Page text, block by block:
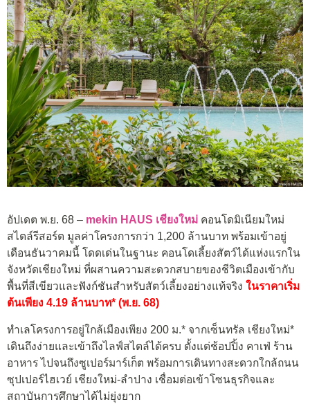
อัปเดต พ.ย. 68 – mekin HAUS เชียงใหม่ คอนโดมิเนียมใหม่
สไตล์รีสอร์ต มูลค่าโครงการกว่า 1,200 ล้านบาท พร้อมเข้าอยู่
เดือนธันวาคมนี้ โดดเด่นในฐานะ คอนโดเลี้ยงสัตว์ได้แห่งแรกใน
จังหวัดเชียงใหม่ ที่ผสานความสะดวกสบายของชีวิตเมืองเข้ากับ
พื้นที่สีเขียวและฟังก์ชันสำหรับสัตว์เลี้ยงอย่างแท้จริง ในราคาเริ่ม
ต้นเพียง 4.19 ล้านบาท* (พ.ย. 68)
ทำเลโครงการอยู่ใกล้เมืองเพียง 200 ม.* จากเซ็นทรัล เชียงใหม่*
เดินถึงง่ายและเข้าถึงไลฟ์สไตล์ได้ครบ ตั้งแต่ช้อปปิ้ง คาเฟ่ ร้าน
อาหาร ไปจนถึงซูเปอร์มาร์เก็ต พร้อมการเดินทางสะดวกใกล้ถนน
ซุปเปอร์ไฮเวย์ เชียงใหม่-ลำปาง เชื่อมต่อเข้าโซนธุรกิจและ
สถาบันการศึกษาได้ไม่ยุ่งยาก